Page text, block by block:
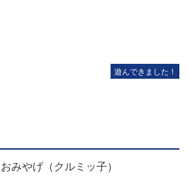
遊んできました！
おみやげ（クルミッ子）